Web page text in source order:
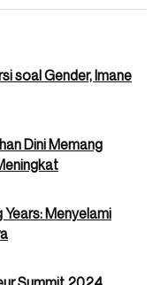
soal Gender, Imane
Dini Memang
Menyelami